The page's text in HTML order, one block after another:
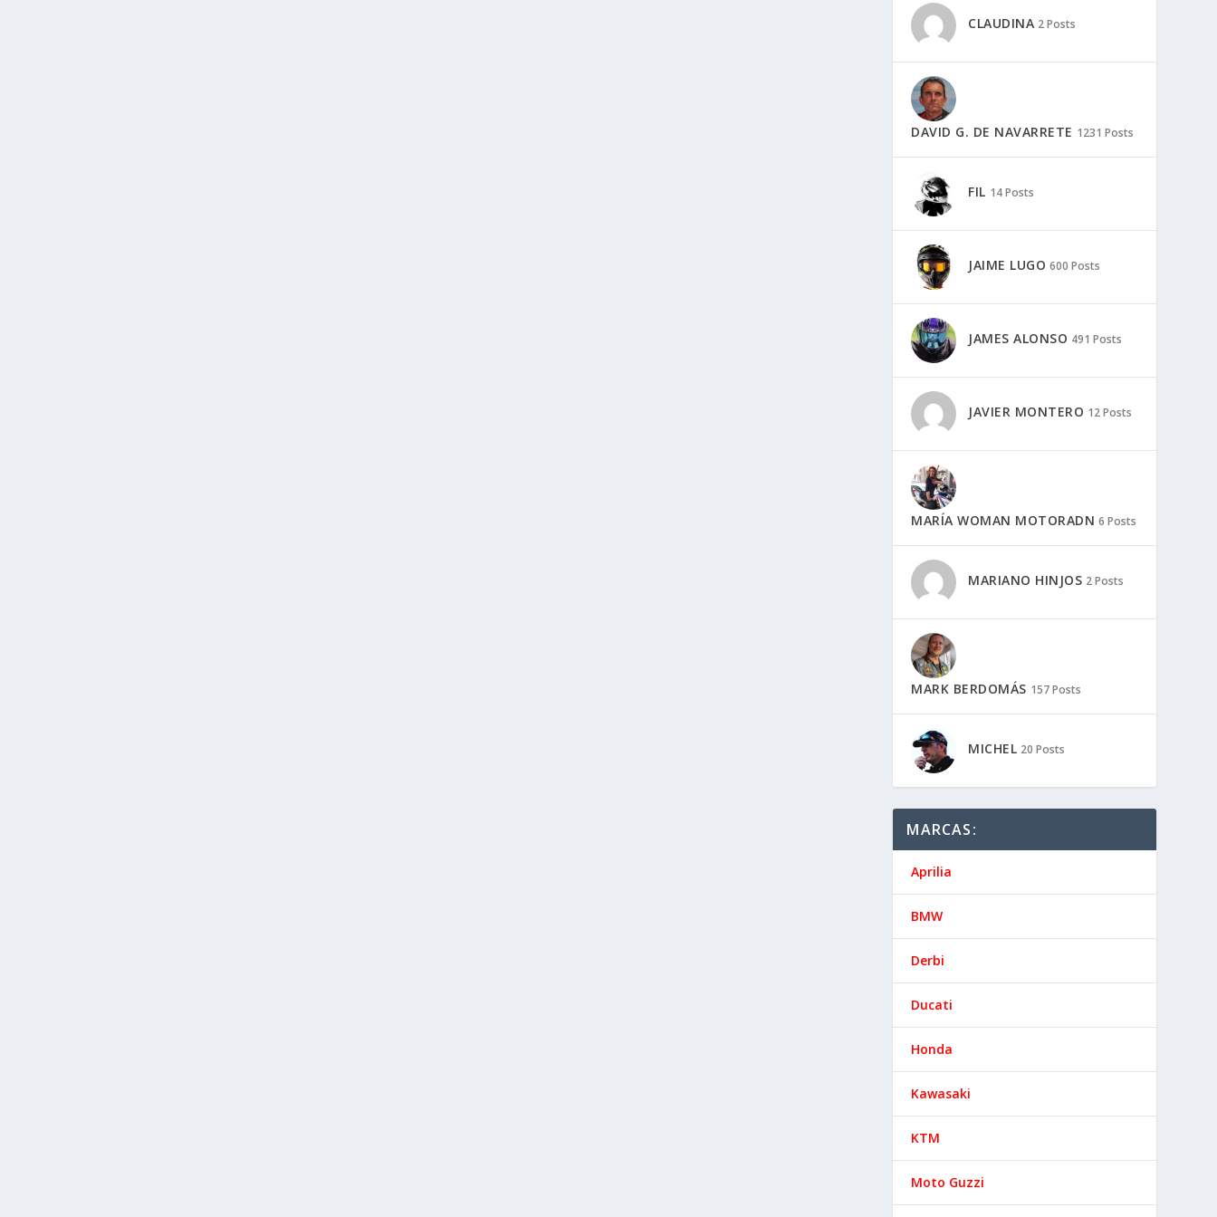
CLAUDINA 2 Posts
DAVID G. DE NAVARRETE 1231 Posts
FIL 14 Posts
JAIME LUGO 600 Posts
JAMES ALONSO 491 Posts
JAVIER MONTERO 12 Posts
MARÍA WOMAN MOTORADN 6 Posts
MARIANO HINJOS 2 Posts
MARK BERDOMÁS 157 Posts
MICHEL 20 Posts
MARCAS:
Aprilia
BMW
Derbi
Ducati
Honda
Kawasaki
KTM
Moto Guzzi